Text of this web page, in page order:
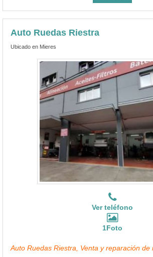
Auto Ruedas Riestra
Ubicado en Mieres
Ver teléfono
1Foto
Auto Ruedas Riestra, Venta y reparación de